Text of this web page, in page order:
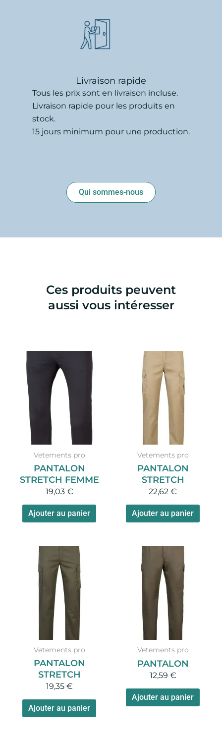
Livraison rapide
Tous les prix sont en livraison incluse.
Livraison rapide pour les produits en
stock.
15 jours minimum pour une production.
Qui sommes-nous
Ces produits peuvent
aussi vous intéresser
Vetements pro
PANTALON
STRETCH FEMME
19,03 €
Ajouter au panier
Vetements pro
PANTALON
STRETCH
22,62 €
Ajouter au panier
Vetements pro
PANTALON
STRETCH
19,35 €
Ajouter au panier
Vetements pro
PANTALON
12,59 €
Ajouter au panier